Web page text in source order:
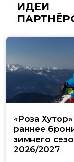
ИДЕИ
«Роза
раннее
зимнего
2026/2027